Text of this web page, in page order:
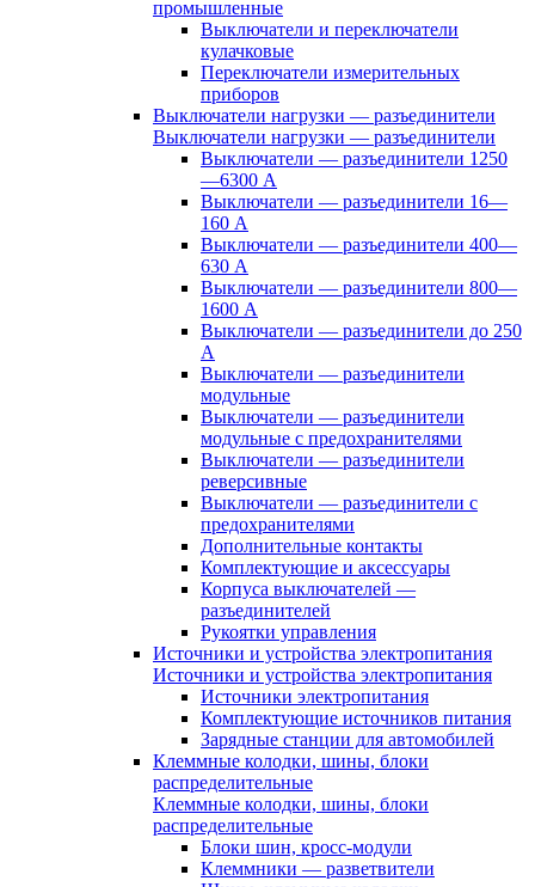
промышленные
Выключатели и переключатели
кулачковые
Переключатели измерительных
приборов
Выключатели нагрузки — разъединители
Выключатели нагрузки — разъединители
Выключатели — разъединители 1250
—6300 А
Выключатели — разъединители 16—
160 А
Выключатели — разъединители 400—
630 А
Выключатели — разъединители 800—
1600 А
Выключатели — разъединители до 250
А
Выключатели — разъединители
модульные
Выключатели — разъединители
модульные с предохранителями
Выключатели — разъединители
реверсивные
Выключатели — разъединители с
предохранителями
Дополнительные контакты
Комплектующие и аксессуары
Корпуса выключателей —
разъединителей
Рукоятки управления
Источники и устройства электропитания
Источники и устройства электропитания
Источники электропитания
Комплектующие источников питания
Зарядные станции для автомобилей
Клеммные колодки, шины, блоки
распределительные
Клеммные колодки, шины, блоки
распределительные
Блоки шин, кросс-модули
Клеммники — разветвители